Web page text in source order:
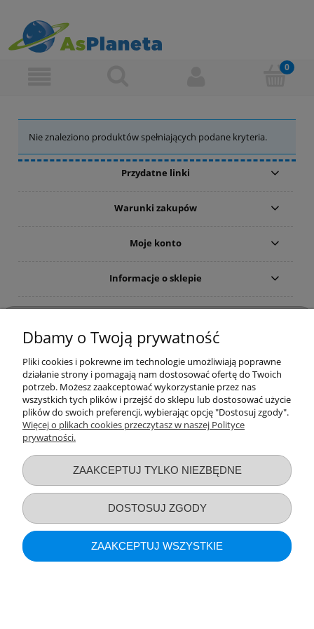
Nie znaleziono produktów spełniających podane kryteria.
Przydatne linki
Warunki zakupów
Moje konto
Informacje o sklepie
Sklep internetowy Shoper.pl
Dbamy o Twoją prywatność
Pliki cookies i pokrewne im technologie umożliwiają poprawne
działanie strony i pomagają nam dostosować ofertę do Twoich
potrzeb. Możesz zaakceptować wykorzystanie przez nas
wszystkich tych plików i przejść do sklepu lub dostosować użycie
plików do swoich preferencji, wybierając opcję "Dostosuj zgody".
Więcej o plikach cookies przeczytasz w naszej Polityce
prywatności.
ZAAKCEPTUJ TYLKO NIEZBĘDNE
DOSTOSUJ ZGODY
ZAAKCEPTUJ WSZYSTKIE